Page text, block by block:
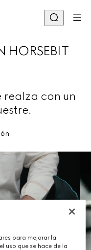
HORSEBIT
realza con un
para mejorar la
uso que se hace de la